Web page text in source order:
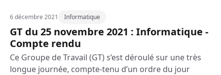
6 décembre 2021 Informatique
GT du 25 novembre 2021 : Informatique -
Compte rendu
Ce Groupe de Travail (GT) s’est déroulé sur une très
longue journée, compte-tenu d’un ordre du jour